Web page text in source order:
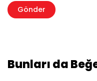
Bunları da